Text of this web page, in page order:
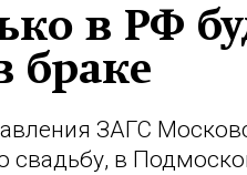
в РФ
браке
ЗАГС
в